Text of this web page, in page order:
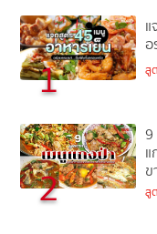
1
แ
อ
สู
2
9
สู